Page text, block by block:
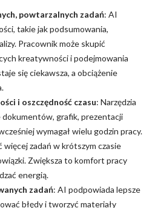
powtarzalnych zadań: AI
takie jak podsumowania,
Pracownik może skupić
kreatywności i podejmowania
się ciekawsza, a obciążenie
i oszczędność czasu: Narzędzia
grafik, prezentacji
wymagał wielu godzin pracy.
więcej zadań w krótszym czasie
Zwiększa to komfort pracy
energią.
zadań: AI podpowiada lepsze
błędy i tworzyć materiały